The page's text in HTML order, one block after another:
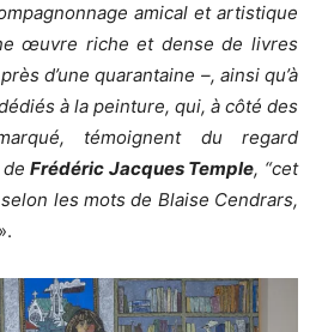
amical et artistique
œuvre riche et dense de livres
d’une quarantaine –, ainsi qu’à
à la peinture, qui, à côté des
témoignent du regard
deFrédéric Jacques Temple, “cet
les mots de Blaise Cendrars,
».